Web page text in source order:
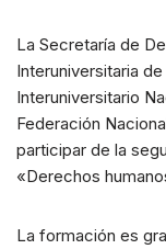
La Secretaría de
Interuniversitaria
Interuniversitario
Federación
participar de la
«Derechos
La formación es